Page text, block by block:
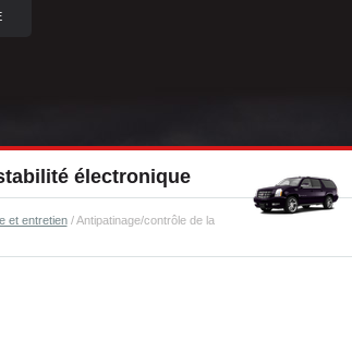
électronique
et entretien/ Antipatinage/contrôle de la